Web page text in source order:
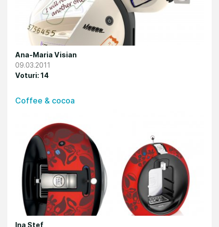
Ana-Maria Visian
09.03.2011
Voturi: 14
Coffee & cocoa
Ina Stef